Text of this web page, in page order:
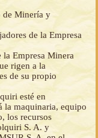
de Minería y
de la Empresa
Empresa Minera
rigen a la
de su propio
esté en
la maquinaria, equipo
los recursos
S. A. y